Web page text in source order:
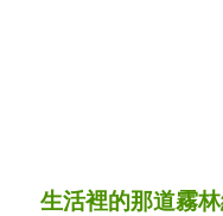
生活裡的那道霧